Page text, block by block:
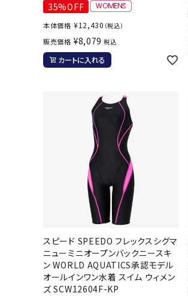
35%OFF
本体価格 ¥12,430 （税込）
販売価格 ¥8,079 税込
カートに入れる
スピード SPEEDO フレックスシグマ
ニューミニオープンバックニースキ
ン WORLD AQUATICS承認モデル
オールインワン水着 スイム ウィメン
ズ SCW12604F-KP